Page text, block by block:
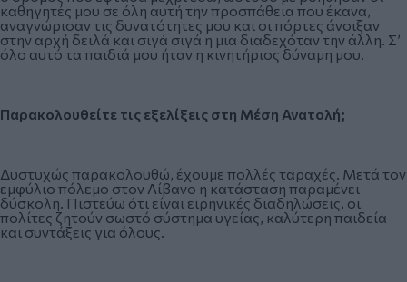
καθηγητές μου σε όλη αυτή την προσπάθεια που έκανα,
αναγνώρισαν τις δυνατότητες μου και οι πόρτες άνοιξαν
στην αρχή δειλά και σιγά σιγά η μια διαδεχόταν την άλλη. Σ’
όλο αυτό τα παιδιά μου ήταν η κινητήριος δύναμη μου.
Παρακολουθείτε τις εξελίξεις στη Μέση Ανατολή;
Δυστυχώς παρακολουθώ, έχουμε πολλές ταραχές. Μετά τον
εμφύλιο πόλεμο στον Λίβανο η κατάσταση παραμένει
δύσκολη. Πιστεύω ότι είναι ειρηνικές διαδηλώσεις, οι
πολίτες ζητούν σωστό σύστημα υγείας, καλύτερη παιδεία
και συντάξεις για όλους.